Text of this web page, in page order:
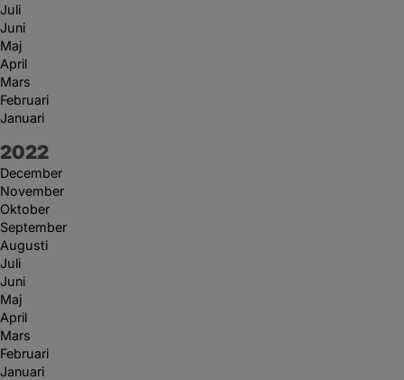
Juli
Juni
Maj
April
Mars
Februari
Januari
År:
2022
December
November
Oktober
September
Augusti
Juli
Juni
Maj
April
Mars
Februari
Januari